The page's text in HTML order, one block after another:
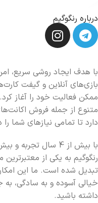
درباره رنگوگیم
با هدف ایجاد روشی سریع،
بازی‌های آنلاین و گیفت
ممکن فعالیت خود را آغاز
متنوع از جمله فروش
دارد تا تمامی نیازهای شما
با بیش از 4 سال
رنگوگیم به یکی از
تبدیل شده است. ما این
خیالی آسوده و به سادگی،
داشته باشید.